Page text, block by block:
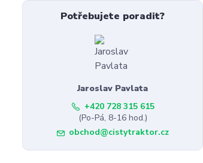
Potřebujete poradit?
Jaroslav Pavlata
+420 728 315 615
(Po-Pá, 8-16 hod.)
obchod@cistytraktor.cz